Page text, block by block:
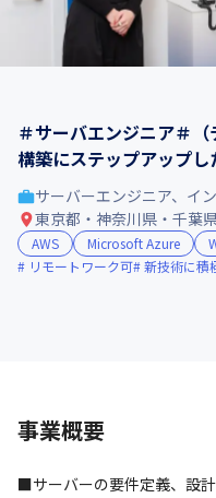
＃サーバエンジニア＃
構築にステップアップし
サーバーエンジニア、イ
東京都・神奈川県・千葉
AWS Microsoft Azure
リモートワーク可 新技術に積
事業概要
■サーバーの要件定義、設